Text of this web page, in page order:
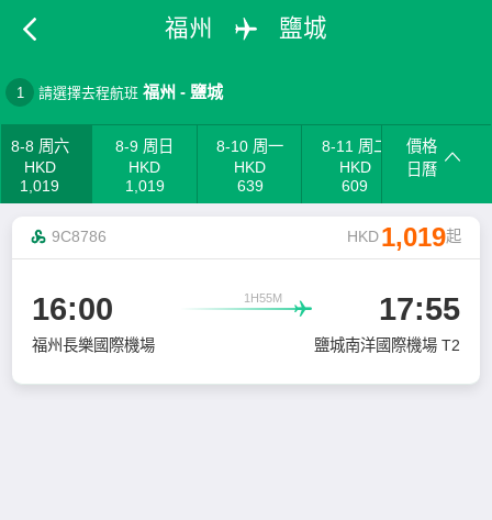
福州 鹽城
1 請選擇去程航班 福州 - 鹽城
8-8 周六
HKD
1,019
8-9 周日
HKD
1,019
8-10 周一
HKD
639
8-11 周二
HKD
609
價格
日曆
9C8786 HKD 1,019起
16:00 1H55M
 17:55
福州長樂國際機場 鹽城南洋國際機場 T2